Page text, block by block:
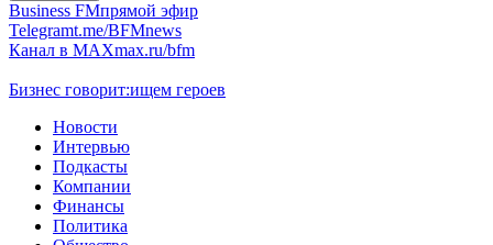
Business FMпрямой эфир
Telegramt.me/BFMnews
Канал в MAXmax.ru/bfm
Бизнес говорит:ищем героев
Новости
Интервью
Подкасты
Компании
Финансы
Политика